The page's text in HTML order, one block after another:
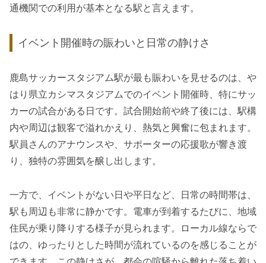
通機関での利用が基本となる駅と言えます。
イベント開催時の賑わいと日常の静けさ
鹿島サッカースタジアム駅が最も賑わいを見せるのは、や
はり県立カシマスタジアムでのイベント開催時、特にサッ
カーの試合がある日です。試合開始前や終了後には、駅構
内や周辺は観客で溢れかえり、熱気と興奮に包まれます。
駅員さんのアナウンスや、サポーターの応援歌が響き渡
り、独特の雰囲気を醸し出します。
一方で、イベントがない日や平日など、日常の時間帯は、
駅も周辺も非常に静かです。電車が到着するたびに、地域
住民が乗り降りする様子が見られます。ローカル線ならで
はの、ゆったりとした時間が流れているのを感じることが